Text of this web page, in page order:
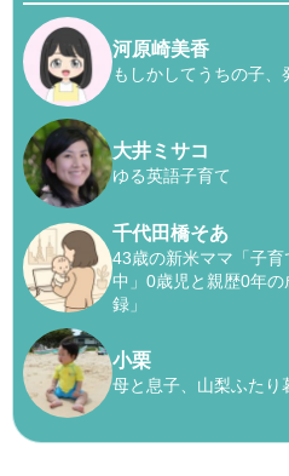
河原崎美香
もしかしてうちの子、
大井ミサコ
ゆる英語子育て
千代田橋そあ
43歳の新米ママ「子育
中」0歳児と親歴0年の
録」
小栗
母と息子、山梨ふたり